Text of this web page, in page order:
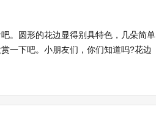
。圆形的花边显得别具特色，几朵简单
一下吧。小朋友们，你们知道吗?花边